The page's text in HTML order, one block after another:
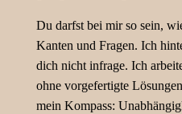
Du darfst bei mir so sein,
Kanten und Fragen. Ich
dich nicht infrage. Ich
ohne vorgefertigte
mein Kompass: